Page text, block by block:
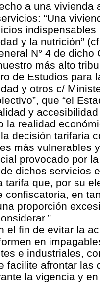
a una vivienda
“Una
indispensables
y la nutrición”
N° 4 de dicho
más alto
de Estudios para
y otros c/
que “el
y
la realidad
decisión tarifaria
más vulnerables
provocado por
dichos servicios
tarifa que, por su
confiscatoria, en
proporción
el fin de evitar la
en
e industriales,
facilite afrontar las
la vigencia y